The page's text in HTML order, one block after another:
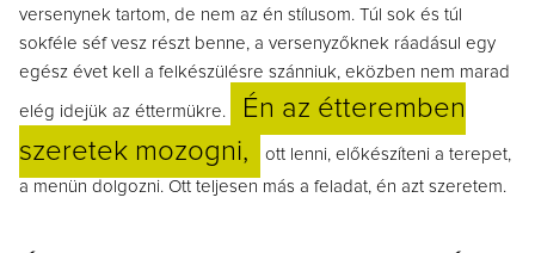
versenynek tartom, de nem az én stílusom. Túl sok és túl
sokféle séf vesz részt benne, a versenyzőknek ráadásul egy
egész évet kell a felkészülésre szánniuk, eközben nem marad
elég idejük az éttermükre.
Én az étteremben
szeretek mozogni,
ott lenni, előkészíteni a terepet,
a menün dolgozni. Ott teljesen más a feladat, én azt szeretem.